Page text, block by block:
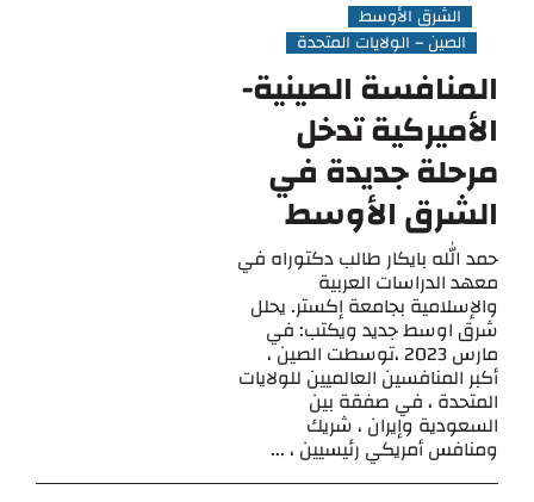
الشرق الأوسط
الصين – الولايات المتحدة
المنافسة الصينية-
الأميركية تدخل
مرحلة جديدة في
الشرق الأوسط
حمد الله بايكار طالب دكتوراه في
معهد الدراسات العربية
والإسلامية بجامعة إكستر. يحلل
شرق اوسط جديد ويكتب: في
مارس 2023 ،توسطت الصين ،
أكبر المنافسين العالميين للولايات
المتحدة ، في صفقة بين
السعودية وإيران ، شريك
ومنافس أمريكي رئيسيين ، ...